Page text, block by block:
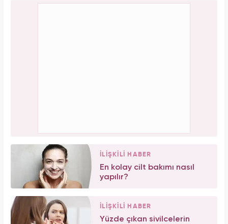
İLİŞKİLİ HABER
En kolay cilt bakımı nasıl
yapılır?
İLİŞKİLİ HABER
Yüzde çıkan sivilcelerin